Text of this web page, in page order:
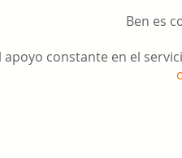
Ben es
apoyo constante en el